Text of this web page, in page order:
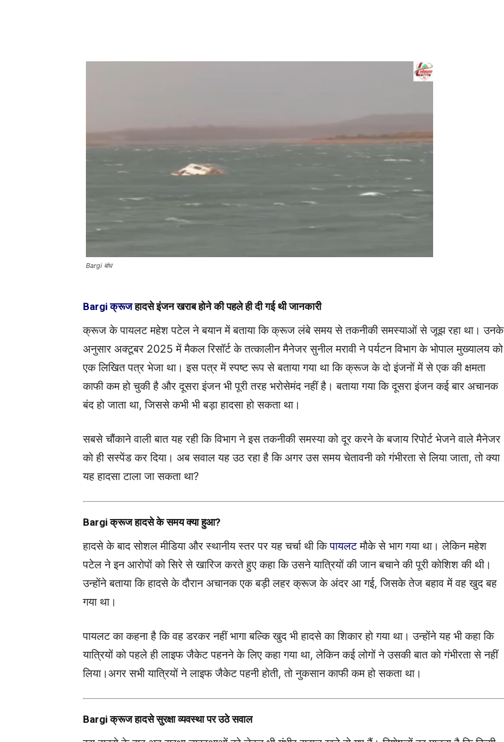
Bargi बांध
Bargi क्रूजहादसे इंजन खराब होने की पहले ही दी गई थी जानकारी
क्रूज के पायलट महेश पटेल ने बयान में बताया कि क्रूज लंबे समय से तकनीकी समस्याओं से जूझ रहा था। उनके
अनुसार अक्टूबर 2025 में मैकल रिसॉर्ट के तत्कालीन मैनेजर सुनील मरावी ने पर्यटन विभाग के भोपाल मुख्यालय को
एक लिखित पत्र भेजा था। इस पत्र में स्पष्ट रूप से बताया गया था कि क्रूज के दो इंजनों में से एक की क्षमता
काफी कम हो चुकी है और दूसरा इंजन भी पूरी तरह भरोसेमंद नहीं है। बताया गया कि दूसरा इंजन कई बार अचानक
बंद हो जाता था, जिससे कभी भी बड़ा हादसा हो सकता था।
सबसे चौंकाने वाली बात यह रही कि विभाग ने इस तकनीकी समस्या को दूर करने के बजाय रिपोर्ट भेजने वाले मैनेजर
को ही सस्पेंड कर दिया। अब सवाल यह उठ रहा है कि अगर उस समय चेतावनी को गंभीरता से लिया जाता, तो क्या
यह हादसा टाला जा सकता था?
Bargi क्रूज हादसे के समय क्या हुआ?
हादसे के बाद सोशल मीडिया और स्थानीय स्तर पर यह चर्चा थी किपायलटमौके से भाग गया था। लेकिन महेश
पटेल ने इन आरोपों को सिरे से खारिज करते हुए कहा कि उसने यात्रियों की जान बचाने की पूरी कोशिश की थी।
उन्होंने बताया कि हादसे के दौरान अचानक एक बड़ी लहर क्रूज के अंदर आ गई, जिसके तेज बहाव में वह खुद बह
गया था।
पायलट का कहना है कि वह डरकर नहीं भागा बल्कि खुद भी हादसे का शिकार हो गया था। उन्होंने यह भी कहा कि
यात्रियों को पहले ही लाइफ जैकेट पहनने के लिए कहा गया था, लेकिन कई लोगों ने उसकी बात को गंभीरता से नहीं
लिया।अगर सभी यात्रियों ने लाइफ जैकेट पहनी होती, तो नुकसान काफी कम हो सकता था।
Bargi क्रूज हादसे सुरक्षा व्यवस्था पर उठे सवाल